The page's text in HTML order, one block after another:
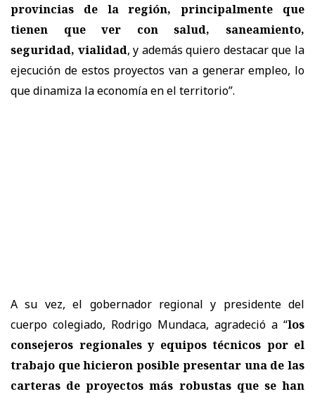
provincias de la región, principalmente que
tienen que ver con salud, saneamiento,
seguridad, vialidad, y además quiero destacar que la
ejecución de estos proyectos van a generar empleo, lo
que dinamiza la economía en el territorio”.
​A su vez, el gobernador regional y presidente del
cuerpo colegiado, Rodrigo Mundaca, agradeció a “los
consejeros regionales y equipos técnicos por el
trabajo que hicieron posible presentar una de las
carteras de proyectos más robustas que se han